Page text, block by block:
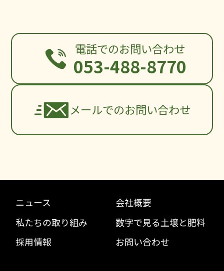
電話でのお問い合わせ
053-488-8770
メールでのお問い合わせ
ニュース
会社概要
私たちの取り組み
数字で見る土壌と肥料
採用情報
お問い合わせ